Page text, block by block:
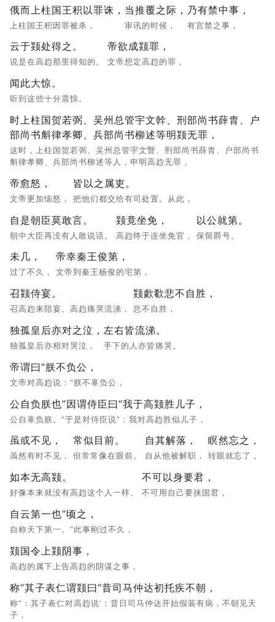
俄而上柱国王积以罪诛，
上柱国王积因罪被杀，
当推覆之际，
审讯的时候，
乃有禁中事，
有宫禁之事，
云于颎处得之。
说是在高赹那里得知的。
帝欲成颎罪，
文帝想定高赹的罪，
闻此大惊。
听到这些十分震惊。
时上柱国贺若弼、吴州总管宇文幹、刑部尚书薛胄、户
部尚书斛律孝卿、兵部尚书柳述等明颎无罪，
这时，上柱国贺若弼、吴州总管宇文瞖、刑部尚书薛胄、户部尚书
斛律孝卿、兵部尚书柳述等人，申明高赹无罪，
帝愈怒，
文帝更加恼怒，
皆以之属吏。
把他们都交给有司处置。从此，
自是朝臣莫敢言。
朝中大臣再没有人敢说话。
颎竟坐免，
高赹终于连坐免官，
以公就第。
保留爵号。
未几，
过了不久，
帝幸秦王俊第，
文帝到秦王杨俊的宅第，
召颎侍宴。
召高赹来陪宴。高赹痛哭流涕，
颎歔欷悲不自胜，
悲不自胜，
独孤皇后亦对之泣，
独孤皇后亦相对哭泣，
左右皆流涕。
手下的人亦皆痛哭。
帝谓曰“朕不负公，
文帝对高赹说：“朕不辜负公，
公自负朕也”因谓侍臣曰“我于高颎胜儿子，
公自辜负朕。”于是对侍臣说“：我对高赹胜似儿子，
虽或不见，
虽然有时不见，
常似目前。
但常常像在眼前。
自其解落，
自从他被解职，
瞑然忘之，
转眼就忘了，
如本无高颎。
好像本来就没有高赹这个人一样。
不可以身要君，
不可用自己要挟国君，
自云第一也”顷之，
自称天下第一。”此事刚过不久，
颎国令上颎阴事，
高赹的属下上告高赹的阴谋之事，
称“其子表仁谓颎曰“昔司马仲达初托疾不朝，
称“：其子表仁对高赹说‘：昔日司马仲达开始假装有病，不朝见天
子，